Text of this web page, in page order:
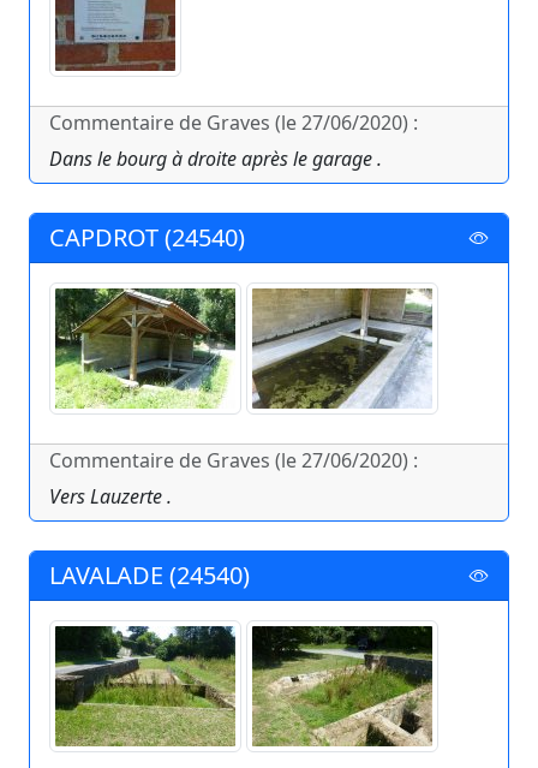
Commentaire de Graves (le 27/06/2020) :
Dans le bourg à droite après le garage .
CAPDROT (24540)
Commentaire de Graves (le 27/06/2020) :
Vers Lauzerte .
LAVALADE (24540)